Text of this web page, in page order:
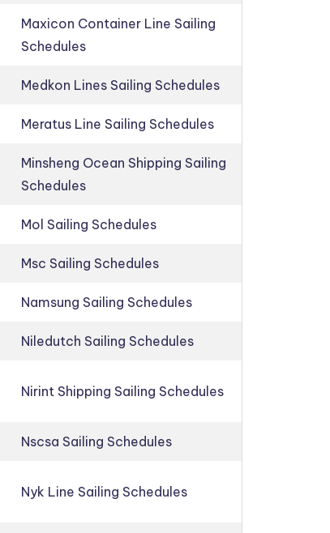
Maxicon Container Line Sailing
Schedules
Medkon Lines Sailing Schedules
Meratus Line Sailing Schedules
Minsheng Ocean Shipping Sailing
Schedules
Mol Sailing Schedules
Msc Sailing Schedules
Namsung Sailing Schedules
Niledutch Sailing Schedules
Nirint Shipping Sailing Schedules
Nscsa Sailing Schedules
Nyk Line Sailing Schedules